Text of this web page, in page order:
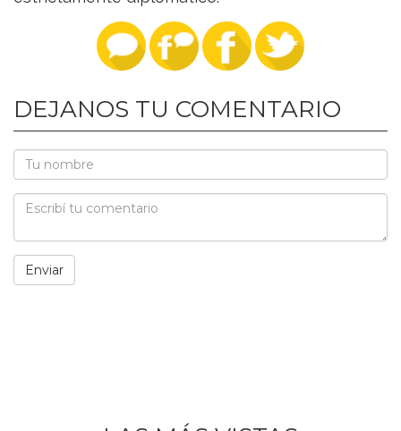
DEJANOS TU COMENTARIO